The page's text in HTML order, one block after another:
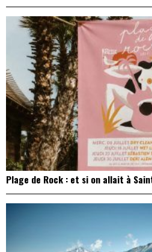
Plage de Rock : et si on allait à